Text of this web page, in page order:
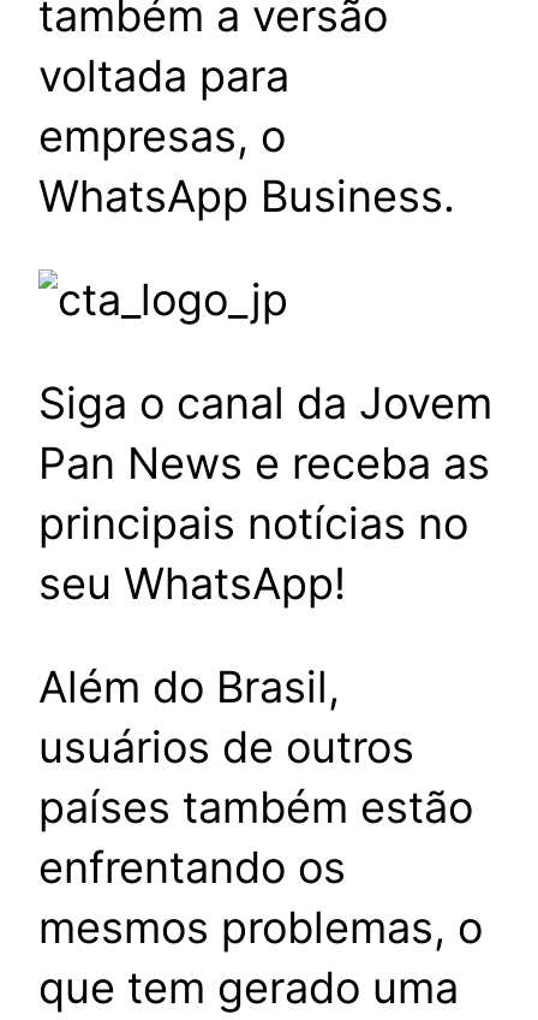
também a versão
voltada para
empresas, o
WhatsApp Business.
Siga o canal da Jovem
Pan News e receba as
principais notícias no
seu WhatsApp!
Além do Brasil,
usuários de outros
países também estão
enfrentando os
mesmos problemas, o
que tem gerado uma